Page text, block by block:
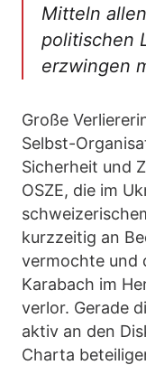
Mitteln
politischen
erzwingen
Große
Selbst-
Sicherheit und
OSZE, die im
kurzzeitig an
vermochte und
Karabach im
verlor. Gerade
aktiv an den
Charta